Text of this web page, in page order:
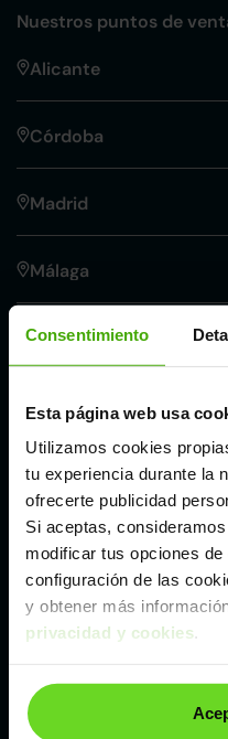
Consentimiento
Esta página web usa
Utilizamos cookies
tu experiencia durante la
ofrecerte publicidad
Si aceptas,
modificar tus opciones
configuración de las
y obtener más
privacidad y cookies.
Nuestros puntos de
Alicante
Córdoba
Madrid
Málaga
Valencia
Zaragoza
Modelos de coches
DR AUTOMOBILES
DR AUTOMOBILES DR 6
Tipos de carrocerías
SUV y 4X4 DR AUTOMOBILES
Coches de segunda
localización